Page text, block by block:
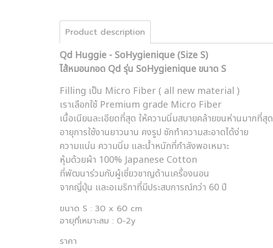
Product description
Qd Huggie - SoHygienique (Size S)
ไส้หมอนกอด Qd รุ่น SoHygienique ขนาด S
Filling เป็น Micro Fiber ( all new material )
เราเลือกใช้ Premium grade Micro Fiber
เนื้อเนียนละเอียดที่สุด ให้ความนิ่มสบายคล้ายขนห่านมากที่สุด
อายุการใช้งานยาวนาน คงรูป ซักทำความสะอาดได้ง่าย
ความแน่น ความนิ่ม และน้ำหนักที่กำลังพอเหมาะ
หุ้มด้วยผ้า 100% Japanese Cotton
ที่พัฒนาร่วมกับผู้เชี่ยวชาญด้านเครื่องนอน
จากญี่ปุ่น และอเมริกาที่มีประสบการณ์กว่า 60 ปี
ขนาด S : 30 x 60 cm
อายุที่เหมาะสม : 0-2y
ราคา